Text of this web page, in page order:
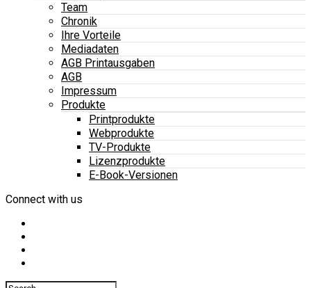
Team
Chronik
Ihre Vorteile
Mediadaten
AGB Printausgaben
AGB
Impressum
Produkte
Printprodukte
Webprodukte
TV-Produkte
Lizenzprodukte
E-Book-Versionen
Connect with us